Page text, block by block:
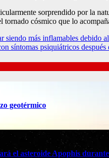
sorprendido por la
tornado cósmico que lo
siendo más inflamables debido
síntomas psiquiátricos
geotérmico
el asteroide Apophis